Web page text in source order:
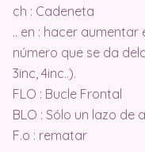
ch : Cadeneta
.. en : hacer
número que se da
3inc, 4inc..).
FLO : Bucle Frontal
BLO : Sólo un lazo de
F.o : rematar